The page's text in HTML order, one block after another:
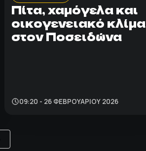
Πίτα, χαμόγελα και
οικογενειακό κλίμα
στον Ποσειδώνα
09:20 - 26 ΦΕΒΡΟΥΑΡΊΟΥ 2026